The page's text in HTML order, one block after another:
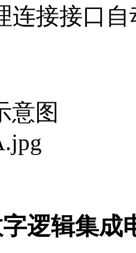
连接接口自
意图
逻辑集成